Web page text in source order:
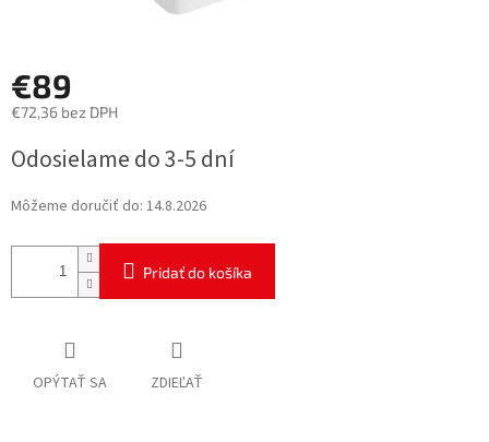
€89
€72,36 bez DPH
cena:
Odosielame do 3-5 dní
Môžeme doručiť do: 14.8.2026
Pridať do košíka
OPÝTAŤ SA ZDIEĽAŤ